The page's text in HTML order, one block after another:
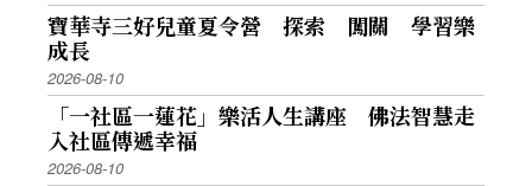
寶華寺三好兒童夏令營 探索 闖關 學習樂
成長
2026-08-10
「一社區一蓮花」樂活人生講座 佛法智慧走
入社區傳遞幸福
2026-08-10